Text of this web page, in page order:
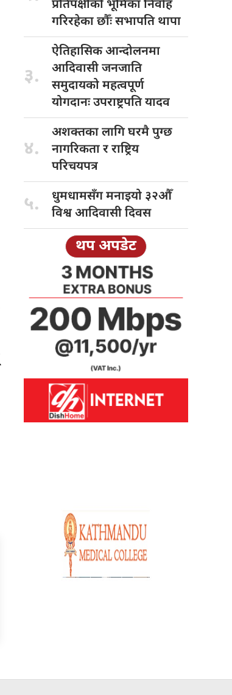
प्रतिपक्षीको भूमिका निर्वाह
गरिरहेका छौँः सभापति थापा
३.
ऐतिहासिक आन्दोलनमा
आदिवासी जनजाति
समुदायको महत्वपूर्ण
योगदानः उपराष्ट्रपति यादव
४.
अशक्तका लागिघरमै पुग्छ
नागरिकता र राष्ट्रिय
परिचयपत्र
५. धुमधामसँग मनाइयो ३२औँ
विश्व आदिवासी दिवस
थप अपडेट